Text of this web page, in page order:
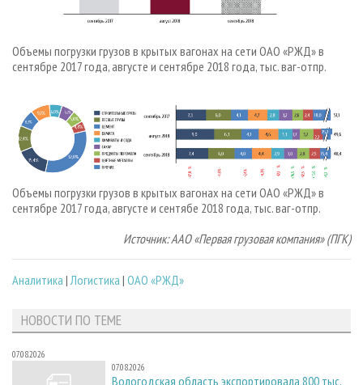
Объемы погрузки грузов в крытых вагонах на сети ОАО «РЖД» в
сентябре 2017 года, августе и сентябре 2018 года, тыс. ваг-отпр.
Объемы погрузки грузов в крытых вагонах на сети ОАО «РЖД» в
сентябре 2017 года, августе и сентябе 2018 года, тыс. ваг-отпр.
Источник: ААО «Первая грузовая компания» (ПГК)
Аналитика | Логистика | ОАО «РЖД»
НОВОСТИ ПО ТЕМЕ
07.08.2026
07.08.2026
Вологодская область экспортировала 800 тыс.